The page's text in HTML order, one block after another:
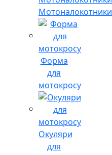
Мотоналокотники
Форма
для
мотокросу
Окуляри
для